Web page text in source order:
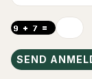
SEND